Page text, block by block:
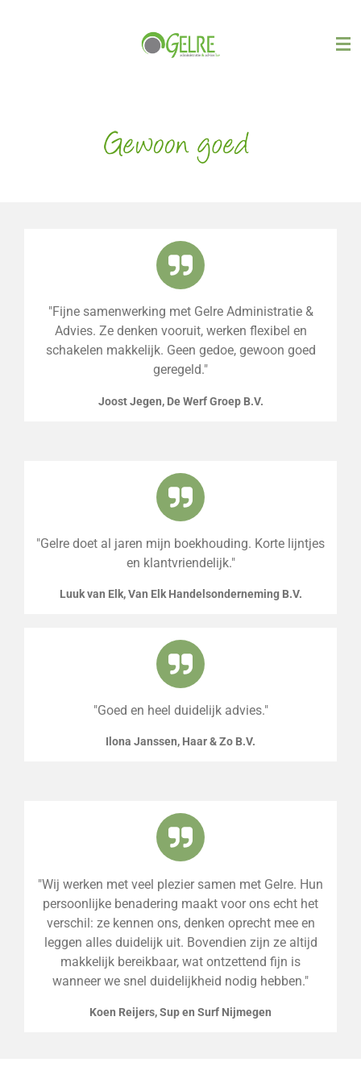
"Fijne samenwerking met Gelre Administratie &
Advies. Ze denken vooruit, werken flexibel en
schakelen makkelijk. Geen gedoe, gewoon goed
geregeld."
Joost Jegen, De Werf Groep B.V.
"Gelre doet al jaren mijn boekhouding. Korte lijntjes
en klantvriendelijk."
Luuk van Elk, Van Elk Handelsonderneming B.V.
"Goed en heel duidelijk advies."
Ilona Janssen, Haar & Zo B.V.
"Wij werken met veel plezier samen met Gelre. Hun
persoonlijke benadering maakt voor ons echt het
verschil: ze kennen ons, denken oprecht mee en
leggen alles duidelijk uit. Bovendien zijn ze altijd
makkelijk bereikbaar, wat ontzettend fijn is
wanneer we snel duidelijkheid nodig hebben."
Koen Reijers, Sup en Surf Nijmegen